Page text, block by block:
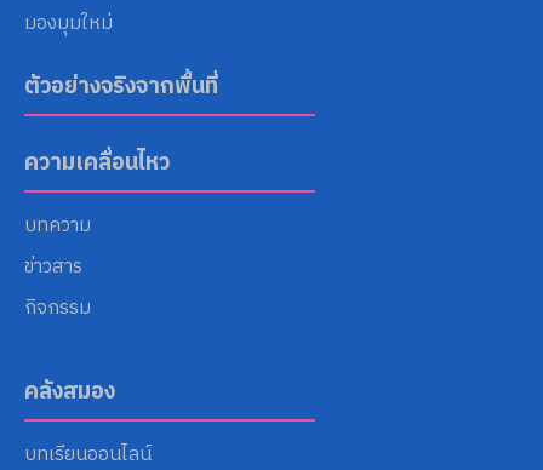
มองมุมใหม่
ตัวอย่างจริงจากพื้นที่
ความเคลื่อนไหว
บทความ
ข่าวสาร
กิจกรรม
คลังสมอง
บทเรียนออนไลน์